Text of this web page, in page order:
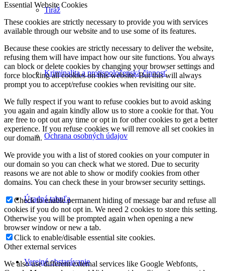
Tiráž
Kriminalita a protispoločenská činnosť
Ochrana osobných údajov
Úradná tabuľa
Verejné obstarávanie
Essential Website Cookies
These cookies are strictly necessary to provide you with services
available through our website and to use some of its features.
Because these cookies are strictly necessary to deliver the website,
refusing them will have impact how our site functions. You always
can block or delete cookies by changing your browser settings and
force blocking all cookies on this website. But this will always
prompt you to accept/refuse cookies when revisiting our site.
We fully respect if you want to refuse cookies but to avoid asking
you again and again kindly allow us to store a cookie for that. You
are free to opt out any time or opt in for other cookies to get a better
experience. If you refuse cookies we will remove all set cookies in
our domain.
We provide you with a list of stored cookies on your computer in
our domain so you can check what we stored. Due to security
reasons we are not able to show or modify cookies from other
domains. You can check these in your browser security settings.
Check to enable permanent hiding of message bar and refuse all
cookies if you do not opt in. We need 2 cookies to store this setting.
Otherwise you will be prompted again when opening a new
browser window or new a tab.
Click to enable/disable essential site cookies.
Other external services
We also use different external services like Google Webfonts,